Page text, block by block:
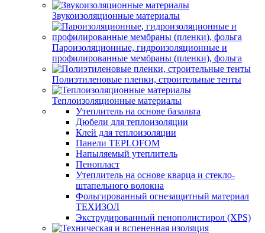
Звукоизоляционные материалы
Пароизоляционные, гидроизоляционные и
профилированные мембраны (пленки), фольга
Полиэтиленовые пленки, строительные тенты
Теплоизоляционные материалы
Утеплитель на основе базальта
Дюбели для теплоизоляции
Клей для теплоизоляции
Панели TEPLOFOM
Напыляемый утеплитель
Пенопласт
Утеплитель на основе кварца и стекло-
штапельного волокна
Фольгированный огнезащитный материал
ТЕХИЗОЛ
Экструдированный пенополистирол (XPS)